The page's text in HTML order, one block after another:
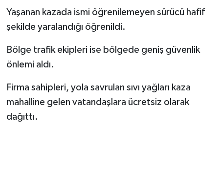
Yaşanan kazada ismi öğrenilemeyen sürücü hafif
şekilde yaralandığı öğrenildi.
Bölge trafik ekipleri ise bölgede geniş güvenlik
önlemi aldı.
Firma sahipleri, yola savrulan sıvı yağları kaza
mahalline gelen vatandaşlara ücretsiz olarak
dağıttı.